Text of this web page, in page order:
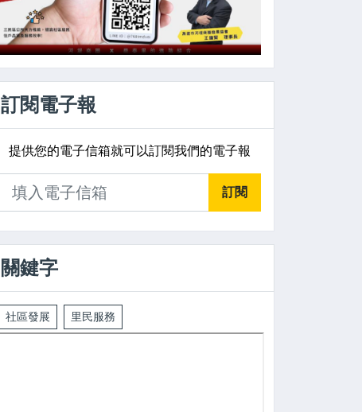
訂閱電子報
提供您的電子信箱就可以訂閱我們的電子報
訂閱
關鍵字
社區發展 里民服務